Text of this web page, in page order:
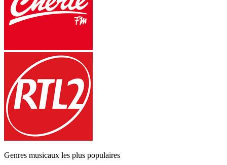
Genres musicaux les plus populaires